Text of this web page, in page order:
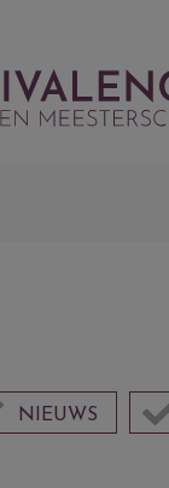
NIEUWS